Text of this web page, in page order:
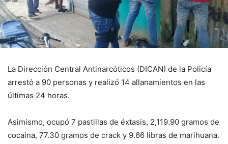
La Dirección Central Antinarcóticos (DICAN) de la Policía
arrestó a 90 personas y realizó 14 allanamientos en las
últimas 24 horas.
Asimismo, ocupó 7 pastillas de éxtasis, 2,119.90 gramos de
cocaína, 77.30 gramos de crack y 9.66 libras de marihuana.